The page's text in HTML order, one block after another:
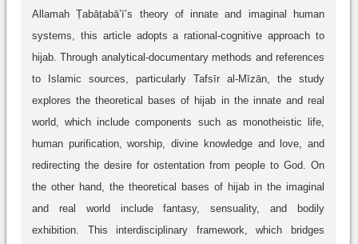
Allamah Ṭabāṭabā’ī’s theory of innate and imaginal human
systems, this article adopts a rational-cognitive approach to
hijab. Through analytical-documentary methods and references
to Islamic sources, particularly Tafsīr al-Mīzān, the study
explores the theoretical bases of hijab in the innate and real
world, which include components such as monotheistic life,
human purification, worship, divine knowledge and love, and
redirecting the desire for ostentation from people to God. On
the other hand, the theoretical bases of hijab in the imaginal
and real world include fantasy, sensuality, and bodily
exhibition. This interdisciplinary framework, which bridges